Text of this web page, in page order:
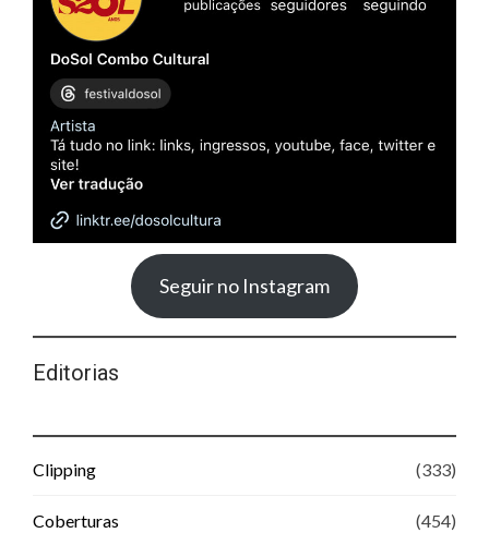
Seguir no Instagram
Editorias
Clipping (333)
Coberturas (454)